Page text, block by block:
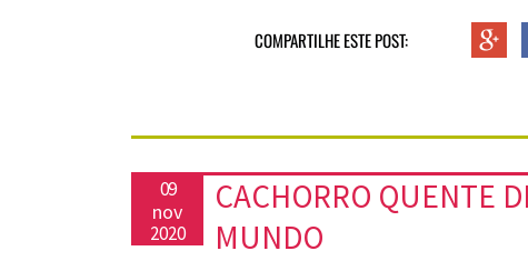
COMPARTILHE ESTE POST:
09
nov
2020
CACHORRO QUENTE
MUNDO